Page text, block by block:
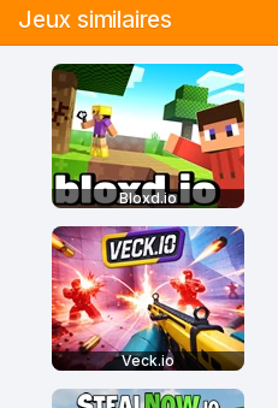
Jeux similaires
Bloxd.io
Veck.io